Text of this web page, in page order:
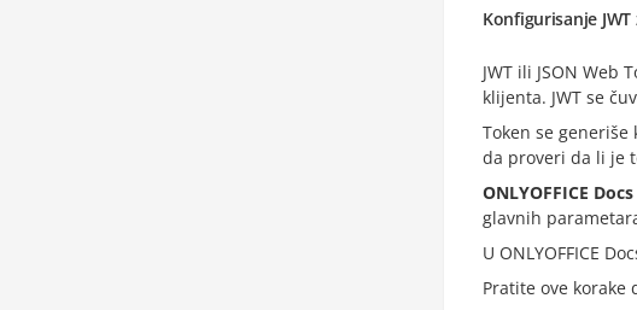
Konfigurisanje JWT
JWT ili JSON
klijenta. JWT se
Token se generiše
da proveri da li je
ONLYOFFICE
glavnih
U ONLYOFFICE
Pratite ove korake